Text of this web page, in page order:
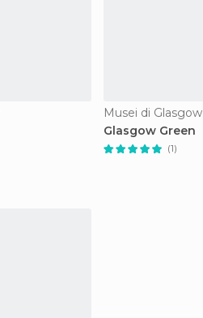
Musei di Glasgow
Glasgow Green
(1)